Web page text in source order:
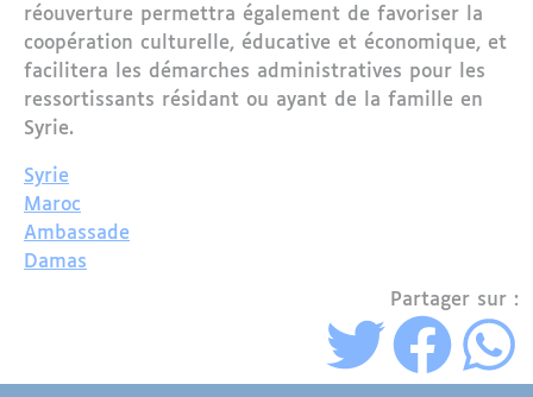
réouverture permettra également de favoriser la
coopération culturelle, éducative et économique, et
facilitera les démarches administratives pour les
ressortissants résidant ou ayant de la famille en
Syrie.
Syrie
Maroc
Ambassade
Damas
Partager sur :